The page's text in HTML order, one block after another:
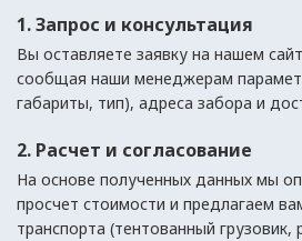
1. Запрос и консультация
Вы оставляете заявку на нашем
сообщая наши менеджерам
габариты, тип), адреса забора и
2. Расчет и согласование
На основе полученных данных мы
просчет стоимости и предлагаем
транспорта (тентованный